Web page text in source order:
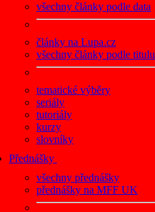
všechny články podle data
články na Lupa.cz
všechny články podle titulu
tematické výběry
seriály
tutoriály
kurzy
slovníky
Přednášky
všechny přednášky
přednášky na MFF UK